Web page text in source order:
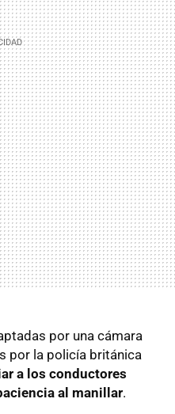
por una cámara
por la policía británica
a los conductores
al manillar.